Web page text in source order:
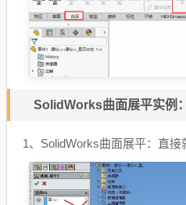
SolidWorks曲面展平实例：
1、SolidWorks曲面展平：直接